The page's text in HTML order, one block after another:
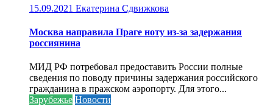
15.09.2021 Екатерина Сдвижкова
Москва направила Праге ноту из-за задержания
россиянина
МИД РФ потребовал предоставить России полные
сведения по поводу причины задержания российского
гражданина в пражском аэропорту. Для этого...
Зарубежье Новости